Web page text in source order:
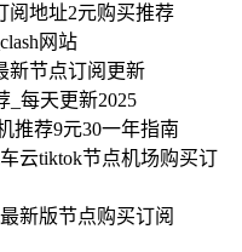
阅地址2元购买推荐
网站
新节点订阅更新
_每天更新2025
推荐9元30一年指南
云tiktok节点机场购买订
新版节点购买订阅